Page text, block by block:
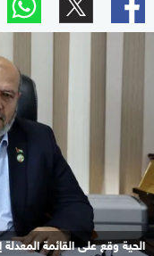
الحية وقع على القائمة المعدلة